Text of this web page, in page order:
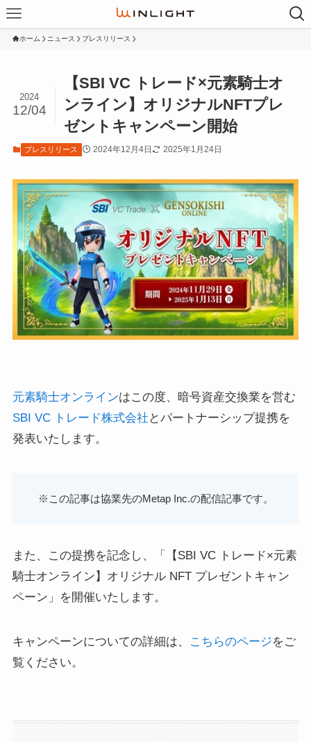
ホーム ニュース プレスリリース
【SBI VC トレード×元素騎士オ
ンライン】オリジナルNFTプレ
ゼントキャンペーン開始
2024
12/04
プレスリリース 2024年12月4日 2025年1月24日
元素騎士オンラインはこの度、暗号資産交換業を営む
SBI VC トレード株式会社 とパートナーシップ提携を
発表いたします。
※この記事は協業先のMetap Inc.の配信記事です。
また、この提携を記念し、「【SBI VC トレード×元素
騎士オンライン】オリジナル NFT プレゼントキャン
ペーン」を開催いたします。
キャンペーンについての詳細は、 こちらのページをご
覧ください。